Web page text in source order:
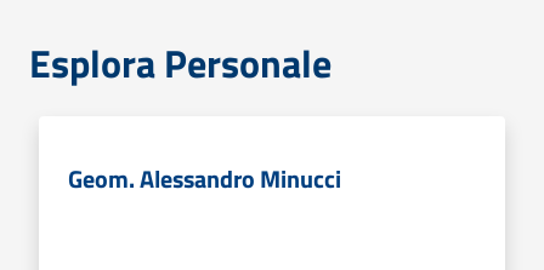
Esplora Personale
Geom. Alessandro Minucci